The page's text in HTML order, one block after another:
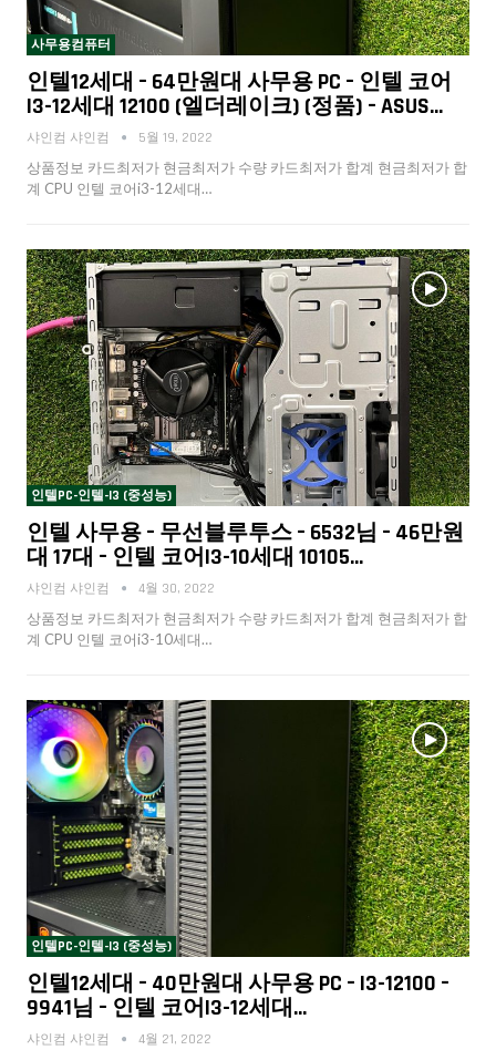
사무용컴퓨터
인텔12세대 – 64만원대 사무용 PC – 인텔 코어
I3-12세대 12100 (엘더레이크) (정품) – ASUS…
샤인컴 샤인컴 5월 19, 2022
상품정보 카드최저가 현금최저가 수량 카드최저가 합계 현금최저가 합
계 CPU 인텔 코어i3-12세대…
인텔PC-인텔-I3 (중성능)
인텔 사무용 – 무선블루투스 – 6532님 – 46만원
대 17대 – 인텔 코어i3-10세대 10105…
샤인컴 샤인컴 4월 30, 2022
상품정보 카드최저가 현금최저가 수량 카드최저가 합계 현금최저가 합
계 CPU 인텔 코어i3-10세대…
인텔PC-인텔-I3 (중성능)
인텔12세대 – 40만원대 사무용 PC – I3-12100 –
9941님 – 인텔 코어i3-12세대…
샤인컴 샤인컴 4월 21, 2022